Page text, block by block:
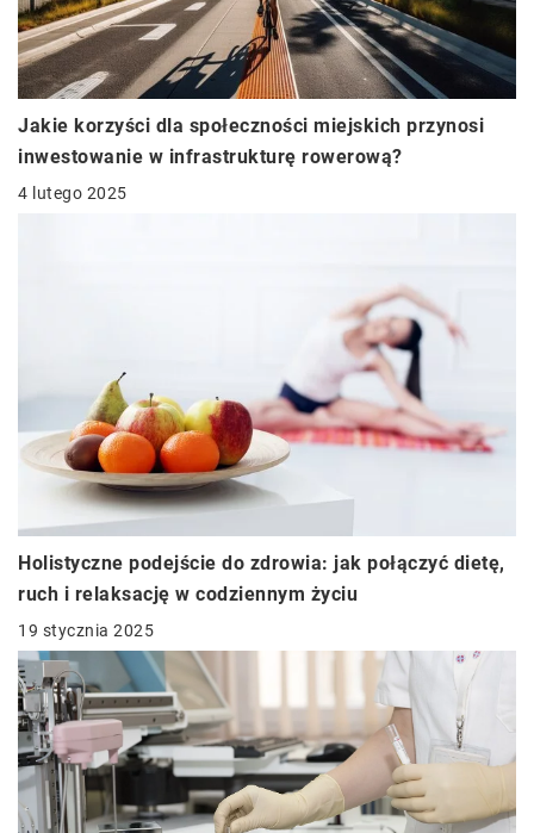
Jakie korzyści dla społeczności miejskich przynosi
inwestowanie w infrastrukturę rowerową?
4 lutego 2025
Holistyczne podejście do zdrowia: jak połączyć dietę,
ruch i relaksację w codziennym życiu
19 stycznia 2025